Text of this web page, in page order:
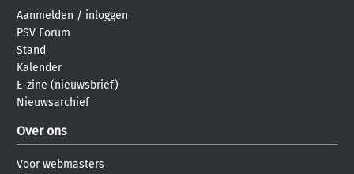
Aanmelden / inloggen
PSV Forum
Stand
Kalender
E-zine (nieuwsbrief)
Nieuwsarchief
Over ons
Voor webmasters